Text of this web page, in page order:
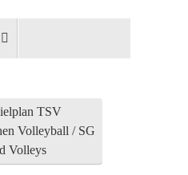
TSV
Volleyball / SG
Volleys